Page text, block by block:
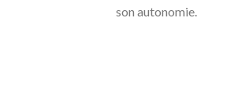
son autonomie.